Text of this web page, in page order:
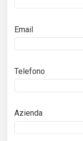
Email
Telefono
Azienda